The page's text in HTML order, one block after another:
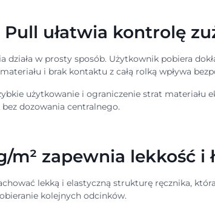
Pull ułatwia kontrolę
działa w prosty sposób. Użytkownik pobiera
i brak kontaktu z całą rolką wpływa
użytkowanie i ograniczenie strat
dozowania centralnego.
m² zapewnia lekkość i
lekką i elastyczną strukturę ręcznika,
kolejnych odcinków.